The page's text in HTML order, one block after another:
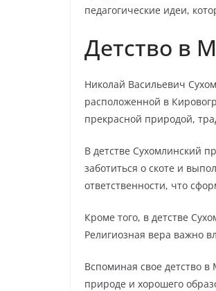
педагогические идеи,
Детство в
Николай Васильевич
расположенной в
прекрасной природой,
В детстве Сухомлинский
заботиться о скоте и
ответственности, что
Кроме того, в детстве
Религиозная вера важно
Вспоминая свое детство
природе и хорошего